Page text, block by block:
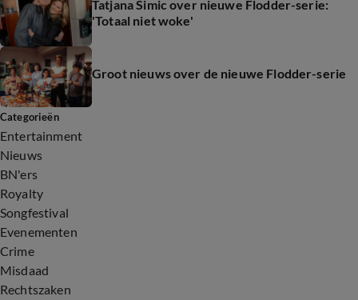
Tatjana Simic over nieuwe Flodder-serie:
'Totaal niet woke'
Groot nieuws over de nieuwe Flodder-serie
Categorieën
Entertainment
Nieuws
BN'ers
Royalty
Songfestival
Evenementen
Crime
Misdaad
Rechtszaken